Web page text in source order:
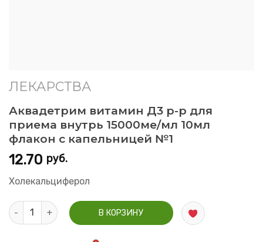
ЛЕКАРСТВА
Аквадетрим витамин Д3 р-р для
приема внутрь 15000ме/мл 10мл
флакон с капельницей №1
12.70 руб.
Холекальциферол
Количество Аквадетрим витамин Д3 р-р для приема внутрь
В КОРЗИНУ